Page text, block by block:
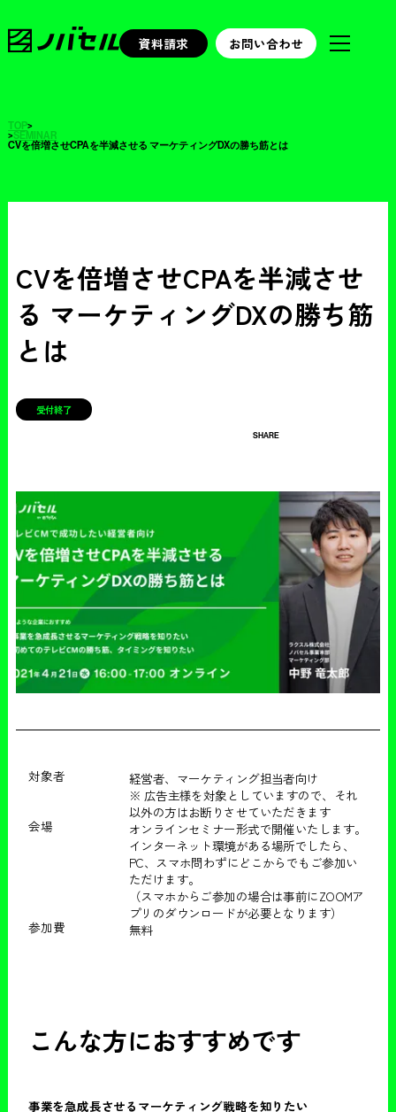
資料請求 お問い合わせ
TOP>
>SEMINAR
CVを倍増させCPAを半減させる マーケティングDXの勝ち筋とは
CVを倍増させCPAを半減させ
る マーケティングDXの勝ち筋
とは
受付終了
SHARE
対象者
経営者、マーケティング担当者向け
※ 広告主様を対象としていますので、それ
以外の方はお断りさせていただきます
会場
オンラインセミナー形式で開催いたします。
インターネット環境がある場所でしたら、
PC、スマホ問わずにどこからでもご参加い
ただけます。
（スマホからご参加の場合は事前にZOOMア
プリのダウンロードが必要となります）
参加費
無料
こんな方におすすめです
事業を急成長させるマーケティング戦略を知りたい